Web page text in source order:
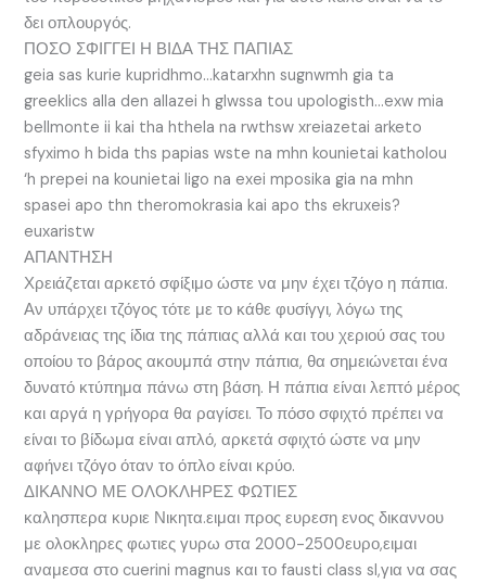
δει οπλουργός.
ΠΟΣΟ ΣΦΙΓΓΕΙ Η ΒΙΔΑ ΤΗΣ ΠΑΠΙΑΣ
geia sas kurie kupridhmo…katarxhn sugnwmh gia ta
greeklics alla den allazei h glwssa tou upologisth…exw mia
bellmonte ii kai tha hthela na rwthsw xreiazetai arketo
sfyximo h bida ths papias wste na mhn kounietai katholou
‘h prepei na kounietai ligo na exei mposika gia na mhn
spasei apo thn theromokrasia kai apo ths ekruxeis?
euxaristw
ΑΠΑΝΤΗΣΗ
Χρειάζεται αρκετό σφίξιμο ώστε να μην έχει τζόγο η πάπια.
Αν υπάρχει τζόγος τότε με το κάθε φυσίγγι, λόγω της
αδράνειας της ίδια της πάπιας αλλά και του χεριού σας του
οποίου το βάρος ακουμπά στην πάπια, θα σημειώνεται ένα
δυνατό κτύπημα πάνω στη βάση. Η πάπια είναι λεπτό μέρος
και αργά η γρήγορα θα ραγίσει. Το πόσο σφιχτό πρέπει να
είναι το βίδωμα είναι απλό, αρκετά σφιχτό ώστε να μην
αφήνει τζόγο όταν το όπλο είναι κρύο.
ΔΙΚΑΝΝΟ ΜΕ ΟΛΟΚΛΗΡΕΣ ΦΩΤΙΕΣ
καλησπερα κυριε Νικητα.ειμαι προς ευρεση ενος δικαννου
με ολοκληρες φωτιες γυρω στα 2000-2500ευρο,ειμαι
αναμεσα στο cuerini magnus και το fausti class sl,για να σας